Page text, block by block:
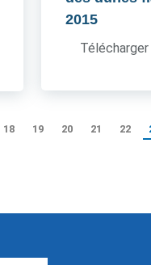
2015
18 19 20 21 22